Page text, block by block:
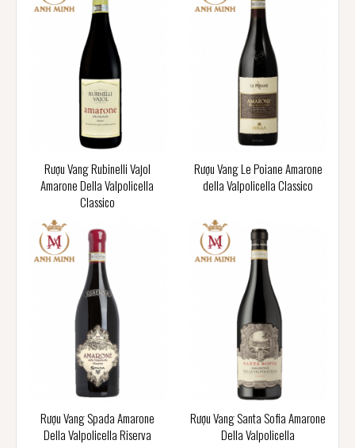
Rượu Vang Rubinelli Vajol
Amarone Della Valpolicella
Classico
Rượu Vang Le Poiane Amarone
della Valpolicella Classico
Rượu Vang Spada Amarone
Della Valpolicella Riserva
Rượu Vang Santa Sofia Amarone
Della Valpolicella